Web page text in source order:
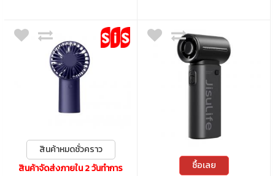
สินค้าหมดชั่วคราว
สินค้าจัดส่งภายใน 2 วันทำการ
ซื้อเลย